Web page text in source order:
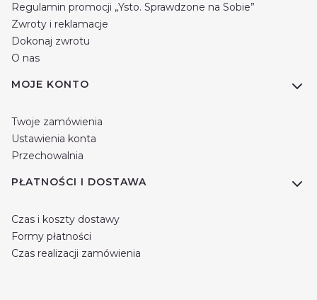
Regulamin promocji „Ysto. Sprawdzone na Sobie”
Zwroty i reklamacje
Dokonaj zwrotu
O nas
MOJE KONTO
Twoje zamówienia
Ustawienia konta
Przechowalnia
PŁATNOŚCI I DOSTAWA
Czas i koszty dostawy
Formy płatności
Czas realizacji zamówienia